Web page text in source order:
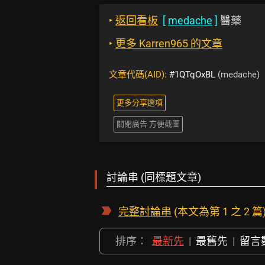
‣ 返回看板 [ medache ] 醫藥
‣ 更多 Karren965 的文章
文章代碼(AID): #1QTqOxBL (medache)
更多分享選項
關閉廣告 方便截圖
討論串 (同標題文章)
完整討論串 (本文為第 1 之 2
排序： 最新先 | 最舊先 | 留言